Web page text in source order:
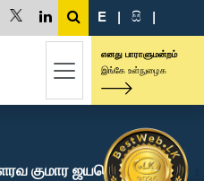
E | සි |
எனது பாராளுமன்றம்
இங்கே உள்நுழைக
குமார ஜயகொடி, பா.உ.